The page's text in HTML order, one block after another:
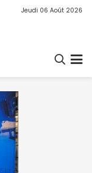
Jeudi 06 Août 2026